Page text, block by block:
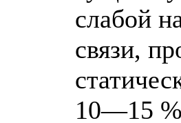
слабой
связи,
10—15